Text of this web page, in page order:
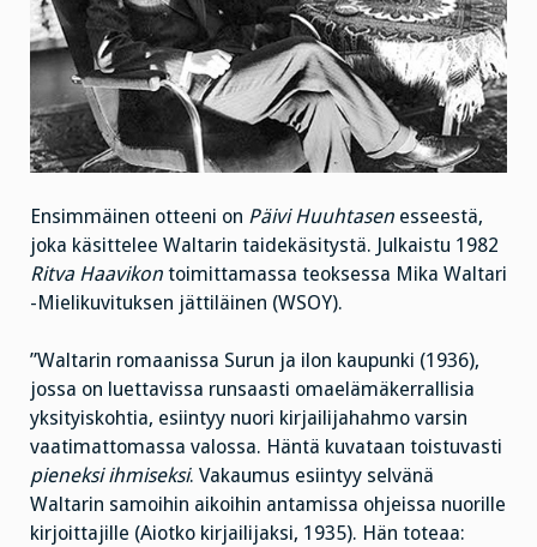
Ensimmäinen otteeni on Päivi Huuhtasen esseestä,
joka käsittelee Waltarin taidekäsitystä. Julkaistu 1982
Ritva Haavikon toimittamassa teoksessa Mika Waltari
-Mielikuvituksen jättiläinen (WSOY).
”Waltarin romaanissa Surun ja ilon kaupunki (1936),
jossa on luettavissa runsaasti omaelämäkerrallisia
yksityiskohtia, esiintyy nuori kirjailijahahmo varsin
vaatimattomassa valossa. Häntä kuvataan toistuvasti
pieneksi ihmiseksi. Vakaumus esiintyy selvänä
Waltarin samoihin aikoihin antamissa ohjeissa nuorille
kirjoittajille (Aiotko kirjailijaksi, 1935). Hän toteaa: